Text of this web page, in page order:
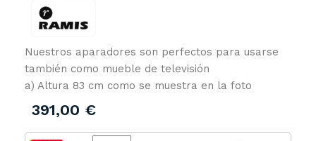
Nuestros aparadores son perfectos para usarse
también como mueble de televisión
a) Altura 83 cm como se muestra en la foto
391,00 €